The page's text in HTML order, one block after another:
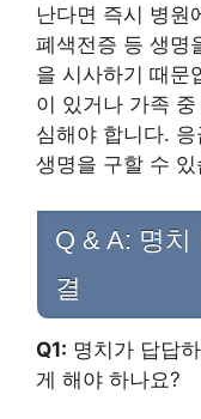
난다면 즉시 병원
폐색전증 등 생명
을 시사하기 때문
이 있거나 가족
심해야 합니다.
생명을 구할 수 있
Q & A: 명치
결
Q1: 명치가 답답
게 해야 하나요?